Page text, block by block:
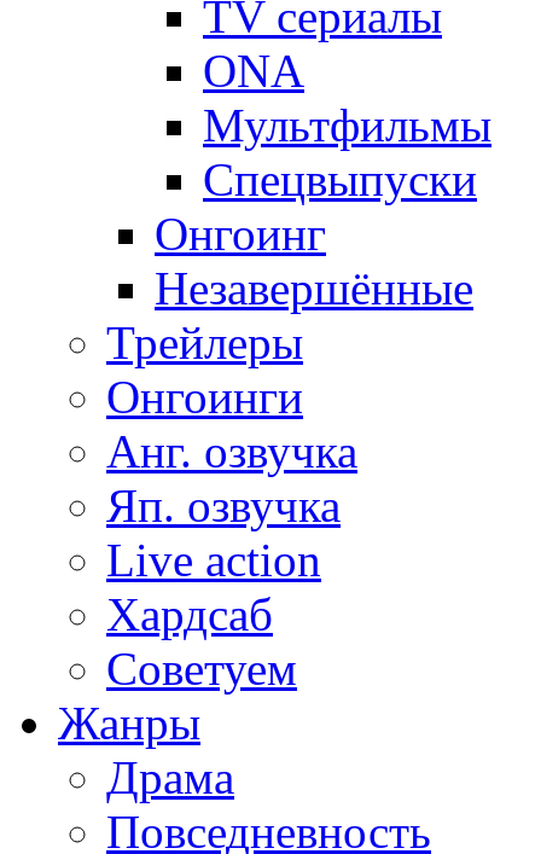
TV сериалы
ONA
Мультфильмы
Спецвыпуски
Онгоинг
Незавершённые
Трейлеры
Онгоинги
Анг. озвучка
Яп. озвучка
Live action
Хардсаб
Советуем
Жанры
Драма
Повседневность